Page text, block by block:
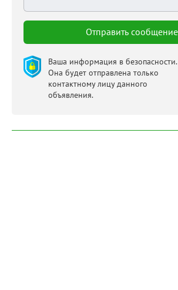
Ваша информация в безопасности.
Она будет отправлена только
контактному лицу данного
объявления.